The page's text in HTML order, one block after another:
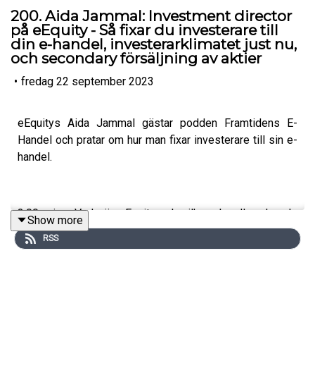
200. Aida Jammal: Investment director
på eEquity - Så fixar du investerare till
din e-handel, investerarklimatet just nu,
och secondary försäljning av aktier
• fredag 22 september 2023
eEquitys Aida Jammal gästar podden Framtidens E-
Handel och pratar om hur man fixar investerare till sin e-
handel.
3:00 min - Vad gör eEquity och vilka e-handlare har de
investerat i? Och hur vet man när det är dags att ta in
investerare?
Show more
RSS